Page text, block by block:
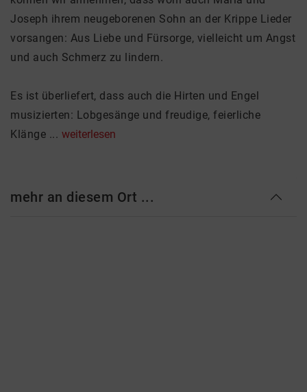
Joseph ihrem neugeborenen Sohn an der Krippe Lieder
vorsangen: Aus Liebe und Fürsorge, vielleicht um Angst
und auch Schmerz zu lindern.
Es ist überliefert, dass auch die Hirten und Engel
musizierten: Lobgesänge und freudige, feierliche
Klänge ... weiterlesen
mehr an diesem Ort ...